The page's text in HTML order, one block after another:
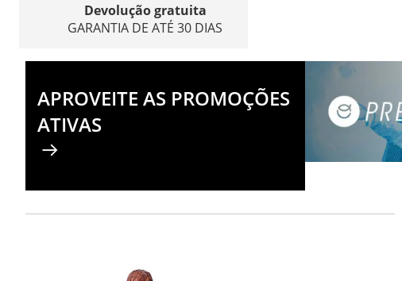
Devolução gratuita
GARANTIA DE ATÉ 30 DIAS
APROVEITE AS PROMOÇÕES
ATIVAS